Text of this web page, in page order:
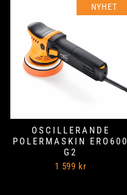
NYHET
OSCILLERANDE
POLERMASKIN ERO600
G2
1 599 kr